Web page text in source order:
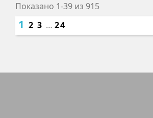
Показано 1-39 из 915
1 2 3 … 24